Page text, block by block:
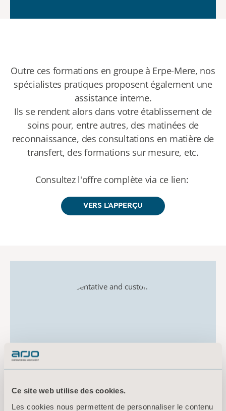
Ce site web utilise des cookies.
Les cookies nous permettent de personnaliser le contenu
Outre ces formations en groupe à Erpe-Mere, nos
spécialistes pratiques proposent également une
assistance interne.
Ils se rendent alors dans votre établissement de
soins pour, entre autres, des matinées de
reconnaissance, des consultations en matière de
transfert, des formations sur mesure, etc.
Consultez l'offre complète via ce lien:
VERS L'APPERÇU